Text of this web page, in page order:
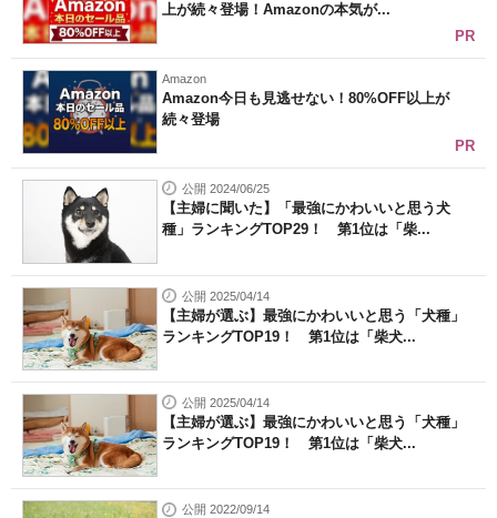
上が続々登場！Amazonの本気が...
PR
Amazon
Amazon今日も見逃せない！80%OFF以上が
続々登場
PR
公開 2024/06/25
【主婦に聞いた】「最強にかわいいと思う犬
種」ランキングTOP29！ 第1位は「柴...
公開 2025/04/14
【主婦が選ぶ】最強にかわいいと思う「犬種」
ランキングTOP19！ 第1位は「柴犬...
公開 2025/04/14
【主婦が選ぶ】最強にかわいいと思う「犬種」
ランキングTOP19！ 第1位は「柴犬...
公開 2022/09/14